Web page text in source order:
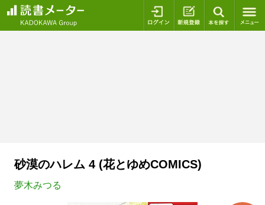
ログイン 新規登録
砂漠のハレム 4 (花とゆめCOMICS)
夢木みつる